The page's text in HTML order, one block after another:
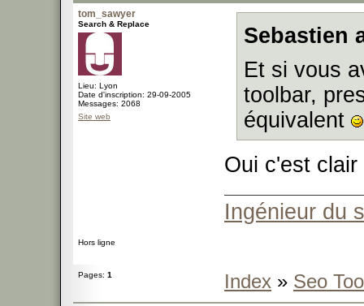
tom_sawyer
Search & Replace
Lieu: Lyon
Date d'inscription: 29-09-2005
Messages: 2068
Site web
Sebastien
Et si vous
toolbar,
équivalent
Oui c'est
Ingénieur du
Hors ligne
Pages: 1 Index » Seo